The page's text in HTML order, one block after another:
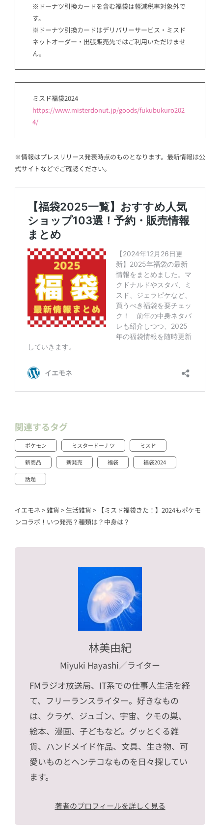
※ドーナツ引換カードを含む福袋は軽減税率対象外で
す。
※ドーナツ引換カードはデリバリーサービス・ミスド
ネットオーダー・出張販売先ではご利用いただけませ
ん。
ミスド福袋2024
https://www.misterdonut.jp/goods/fukubukuro202
4/
※情報はプレスリリース発表時点のものとなります。最新情報は公
式サイトなどでご確認ください。
関連するタグ
ポケモン ミスタードーナツ ミスド
新商品 新発売 福袋 福袋2024
話題
イエモネ >雑貨 > 生活雑貨 > 【ミスド福袋きた！】2024もポケモ
ンコラボ！いつ発売？種類は？中身は？
林美由紀
Miyuki Hayashi／ライター
FMラジオ放送局、IT系での仕事人生活を経
て、フリーランスライター。好きなもの
は、クラゲ、ジュゴン、宇宙、クモの巣、
絵本、漫画、子どもなど。グッとくる雑
貨、ハンドメイド作品、文具、生き物、可
愛いものとヘンテコなものを日々探してい
ます。
著者のプロフィールを詳しく見る